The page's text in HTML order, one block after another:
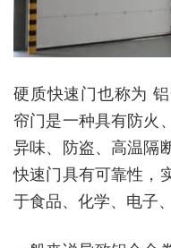
硬质快速门也称为
帘门是一种具有防火
异味、防盗、高温隔
快速门具有可靠性，
于食品、化学、电子